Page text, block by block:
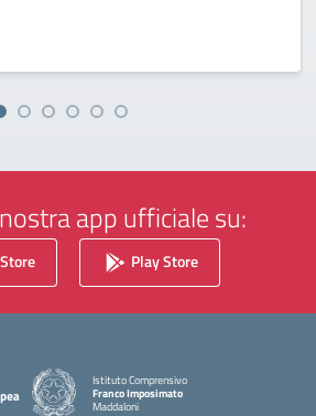
app ufficiale su:
Play Store
Istituto Comprensivo
Franco Imposimato
Maddaloni